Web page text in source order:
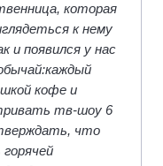
которая
к нему
и появился у нас
кофе и
тв-шоу 6
что